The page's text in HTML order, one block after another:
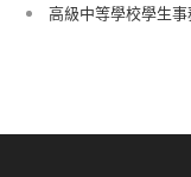
高級中等學校學生